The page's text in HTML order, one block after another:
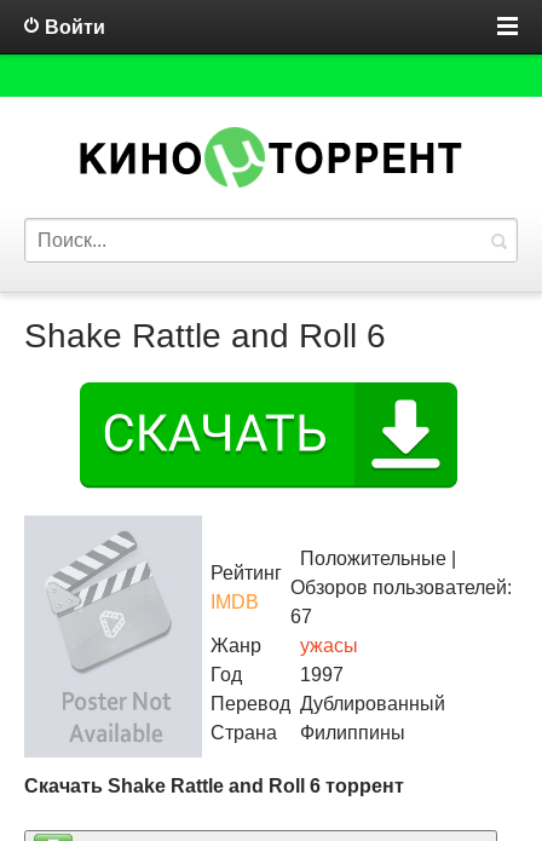
Войти
Shake Rattle and Roll 6
Рейтинг
IMDB
Положительные
Обзоров пользователей:
67
Жанр
ужасы
Год
1997
Перевод Дублированный
Страна
Филиппины
Скачать Shake Rattle and Roll 6 торрент